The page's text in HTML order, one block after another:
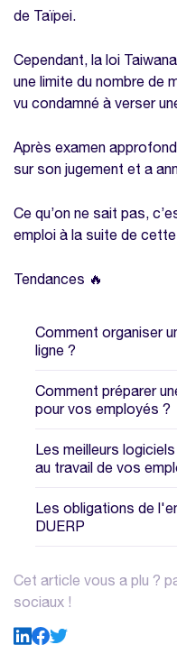
de Taïpei.
Cependant, la loi
une limite du nombre de
vu condamné à verser
Après examen
sur son jugement et a
Ce qu’on ne sait pas,
emploi à la suite de
Tendances 🔥
Comment organiser
ligne ?
Comment préparer
pour vos employés ?
Les meilleurs
au travail de vos
Les obligations de
DUERP
Cet article vous a plu ?
sociaux !